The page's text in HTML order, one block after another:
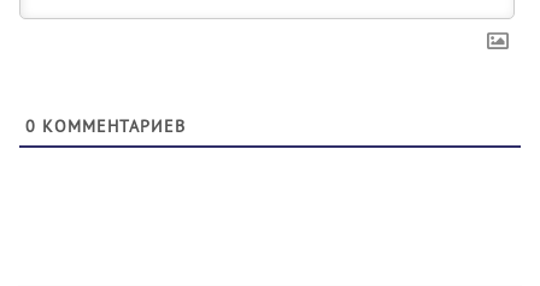
0 КОММЕНТАРИЕВ